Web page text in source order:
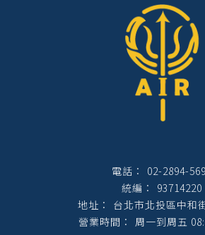
02-2894-
93714220
台北市北投區中和
周一到周五